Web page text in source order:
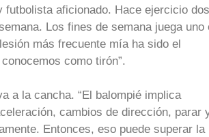
futbolista aficionado. Hace ejercicio dos
Los fines de semana juega uno
más frecuente mía ha sido el
como tirón”.
a la cancha. “El balompié implica
cambios de dirección, parar
Entonces, eso puede superar la